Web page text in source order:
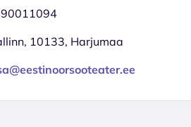
90011094
10133, Harjumaa